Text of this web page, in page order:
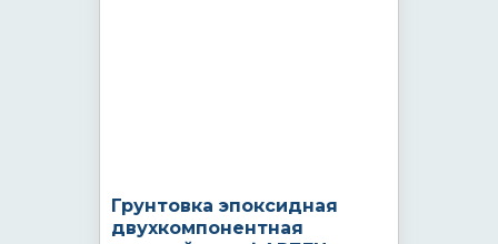
Грунтовка эпоксидная
двухкомпонентная